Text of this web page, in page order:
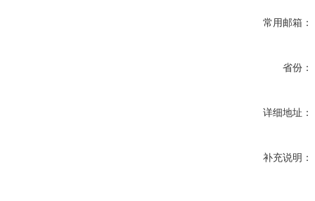
常用邮箱：
省份：
详细地址：
补充说明：